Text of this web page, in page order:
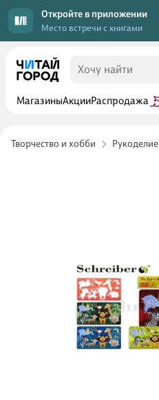
Откройте в приложении
Место встречи с книгами
МагазиныАкцииРаспродажа
Творчество и хобби Рукоделие